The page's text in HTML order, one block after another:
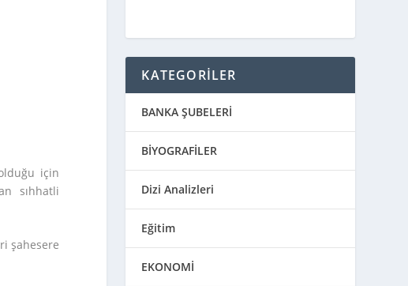
için
sıhhatli
şahesere
KATEGORİLER
BANKA ŞUBELERİ
BİYOGRAFİLER
Dizi Analizleri
Eğitim
EKONOMİ